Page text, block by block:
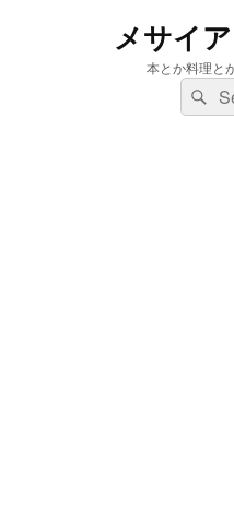
メサイ
本とか料理と
検
索:
検
索